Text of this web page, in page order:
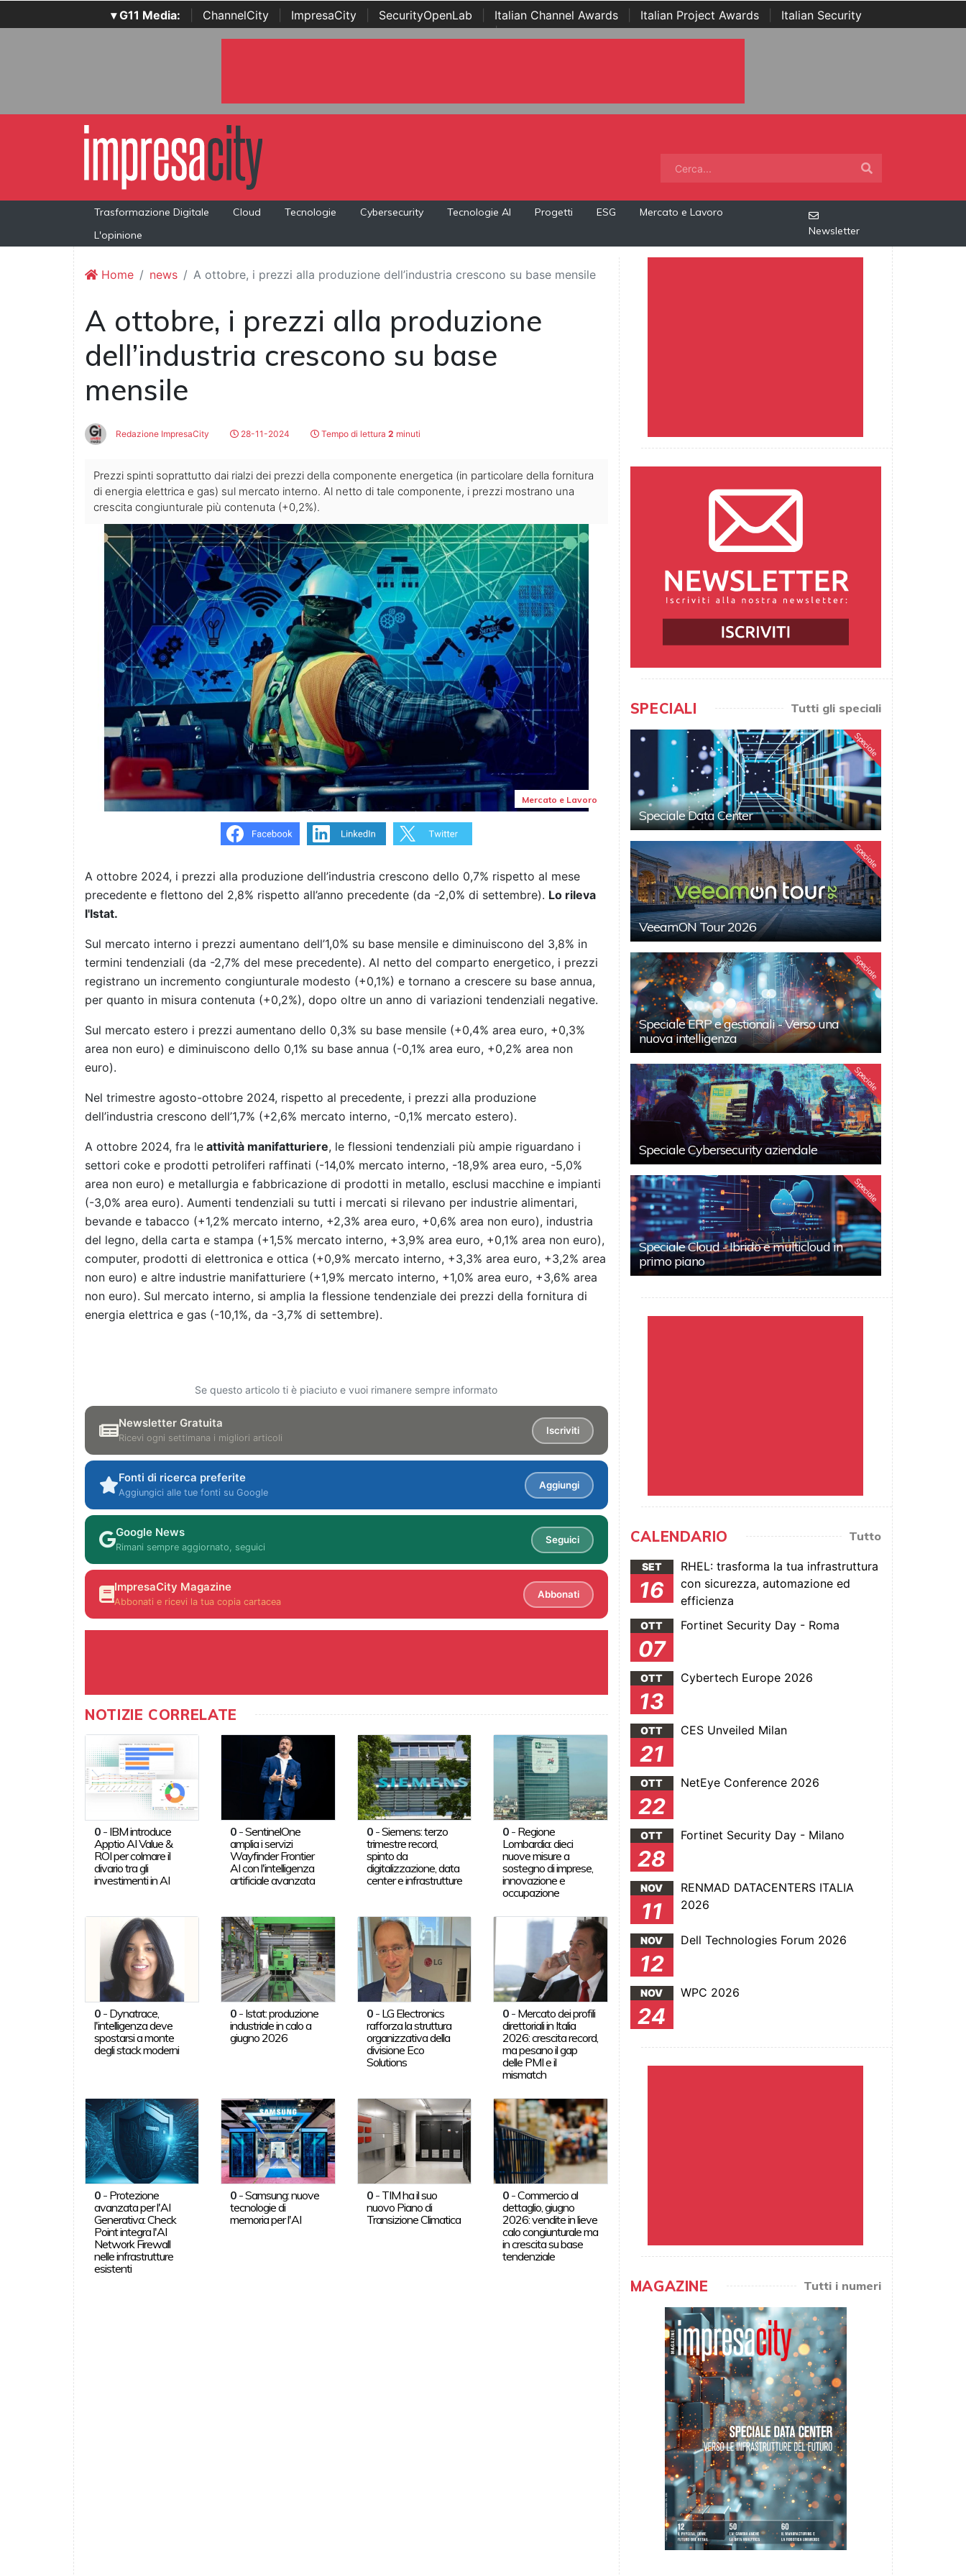
▾ G11 Media: ChannelCity ImpresaCity SecurityOpenLab Italian Channel Awards Italian Project Awards
Italian Security
Awards | ...
Trasformazione Digitale Cloud Tecnologie Cybersecurity Tecnologie AI Progetti ESG
Mercato e Lavoro
L'opinione
Newsletter
Home news A ottobre, i prezzi alla produzione dell’industria crescono su base mensile
A ottobre, i prezzi alla produzione
dell’industria crescono su base
mensile
Redazione ImpresaCity 28-11-2024 Tempo di lettura 2 minuti
Prezzi spinti soprattutto dai rialzi dei prezzi della componente energetica (in particolare della fornitura
di energia elettrica e gas) sul mercato interno. Al netto di tale componente, i prezzi mostrano una
crescita congiunturale più contenuta (+0,2%).
Mercato e Lavoro
A ottobre 2024, i prezzi alla produzione dell’industria crescono dello 0,7% rispetto al mese
precedente e flettono del 2,8% rispetto all’anno precedente (da -2,0% di settembre). Lo rileva
l'Istat.
Sul mercato interno i prezzi aumentano dell’1,0% su base mensile e diminuiscono del 3,8% in
termini tendenziali (da -2,7% del mese precedente). Al netto del comparto energetico, i prezzi
registrano un incremento congiunturale modesto (+0,1%) e tornano a crescere su base annua,
per quanto in misura contenuta (+0,2%), dopo oltre un anno di variazioni tendenziali negative.
Sul mercato estero i prezzi aumentano dello 0,3% su base mensile (+0,4% area euro, +0,3%
area non euro) e diminuiscono dello 0,1% su base annua (-0,1% area euro, +0,2% area non
euro).
Nel trimestre agosto-ottobre 2024, rispetto al precedente, i prezzi alla produzione
dell’industria crescono dell’1,7% (+2,6% mercato interno, -0,1% mercato estero).
A ottobre 2024, fra le attività manifatturiere, le flessioni tendenziali più ampie riguardano i
settori coke e prodotti petroliferi raffinati (-14,0% mercato interno, -18,9% area euro, -5,0%
area non euro) e metallurgia e fabbricazione di prodotti in metallo, esclusi macchine e impianti
(-3,0% area euro). Aumenti tendenziali su tutti i mercati si rilevano per industrie alimentari,
bevande e tabacco (+1,2% mercato interno, +2,3% area euro, +0,6% area non euro), industria
del legno, della carta e stampa (+1,5% mercato interno, +3,9% area euro, +0,1% area non euro),
computer, prodotti di elettronica e ottica (+0,9% mercato interno, +3,3% area euro, +3,2% area
non euro) e altre industrie manifatturiere (+1,9% mercato interno, +1,0% area euro, +3,6% area
non euro). Sul mercato interno, si amplia la flessione tendenziale dei prezzi della fornitura di
energia elettrica e gas (-10,1%, da -3,7% di settembre).
Se questo articolo ti è piaciuto e vuoi rimanere sempre informato
Newsletter Gratuita
Ricevi ogni settimana i migliori articoli
Iscriviti
Fonti di ricerca preferite
Aggiungici alle tue fonti su Google
Aggiungi
Google News
Rimani sempre aggiornato, seguici
Seguici
ImpresaCity Magazine
Abbonati e ricevi la tua copia cartacea
Abbonati
NOTIZIE CORRELATE
0- IBM introduce
Apptio AI Value &
ROI per colmare il
divario tra gli
investimenti in AI
0 -SentinelOne
amplia i servizi
Wayfinder Frontier
AI con l'intelligenza
artificiale avanzata
0-Siemens: terzo
trimestre record,
spinto da
digitalizzazione, data
center e infrastrutture
0 - Regione
Lombardia: dieci
nuove misure a
sostegno di imprese,
innovazione e
occupazione
0- Dynatrace,
l'intelligenza deve
spostarsi a monte
degli stack moderni
0 - Istat: produzione
industriale in calo a
giugno 2026
0- LG Electronics
rafforza la struttura
organizzativa della
divisione Eco
Solutions
0 - Mercato dei profili
direttoriali in Italia
2026: crescita record,
ma pesano il gap
delle PMI e il
mismatch
0- Protezione
avanzata per l'AI
Generativa: Check
Point integra l'AI
Network Firewall
nelle infrastrutture
esistenti
0 -Samsung: nuove
tecnologie di
memoria per l'AI
0- TIM ha il suo
nuovo Piano di
Transizione Climatica
0 -Commercio al
dettaglio, giugno
2026: vendite in lieve
calo congiunturale ma
in crescita su base
tendenziale
SPECIALI Tutti gli speciali
Speciale
Speciale Data Center
Speciale
VeeamON Tour 2026
Speciale
Speciale ERP e gestionali - Verso una
nuova intelligenza
Speciale
Speciale Cybersecurity aziendale
Speciale
Speciale Cloud - Ibrido e multicloud in
primo piano
CALENDARIO Tutto
SET
16
RHEL: trasforma la tua infrastruttura
con sicurezza, automazione ed
efficienza
OTT
07
Fortinet Security Day - Roma
OTT
13
Cybertech Europe 2026
OTT
21
CES Unveiled Milan
OTT
22
NetEye Conference 2026
OTT
28
Fortinet Security Day - Milano
NOV
11
RENMAD DATACENTERS ITALIA
2026
NOV
12
Dell Technologies Forum 2026
NOV
24
WPC 2026
MAGAZINE Tutti i numeri